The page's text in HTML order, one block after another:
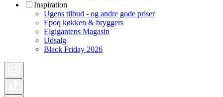
Inspiration
Ugens tilbud - og andre gode priser
Epoq køkken & bryggers
Elgigantens Magasin
Udsalg
Black Friday 2026